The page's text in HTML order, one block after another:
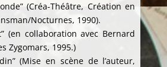
(Créa-Théâtre, Création en
Nocturnes, 1990).
(en collaboration avec Bernard
Zygomars, 1995.)
(Mise en scène de l’auteur,